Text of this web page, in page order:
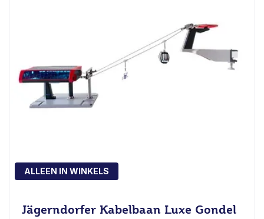
ALLEEN IN WINKELS
Jägerndorfer Kabelbaan Luxe Gondel